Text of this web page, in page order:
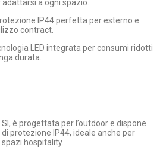
adattarsi a ogni spazio.
IP44 perfetta per esterno e
contract.
LED integrata per consumi ridotti
durata.
Sì, è progettata per l’outdoor e dispone
di protezione IP44, ideale anche per
spazi hospitality.